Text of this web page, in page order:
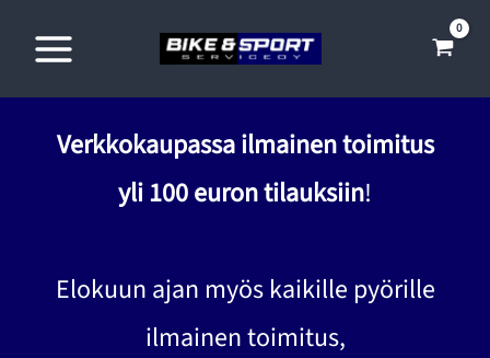
sisältöön
Verkkokaupassa ilmainen toimitus
yli 100 euron tilauksiin!
Elokuun ajan myös kaikille pyörille
ilmainen toimitus,